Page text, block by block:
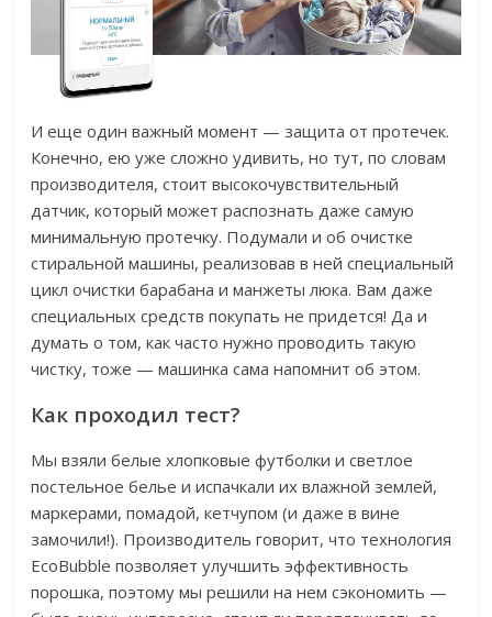
И еще один важный момент — защита от протечек.
Конечно, ею уже сложно удивить, но тут, по словам
производителя, стоит высокочувствительный
датчик, который может распознать даже самую
минимальную протечку. Подумали и об очистке
стиральной машины, реализовав в ней специальный
цикл очистки барабана и манжеты люка. Вам даже
специальных средств покупать не придется! Да и
думать о том, как часто нужно проводить такую
чистку, тоже — машинка сама напомнит об этом.
Как проходил тест?
Мы взяли белые хлопковые футболки и светлое
постельное белье и испачкали их влажной землей,
маркерами, помадой, кетчупом (и даже в вине
замочили!). Производитель говорит, что технология
EcoBubble позволяет улучшить эффективность
порошка, поэтому мы решили на нем сэкономить —